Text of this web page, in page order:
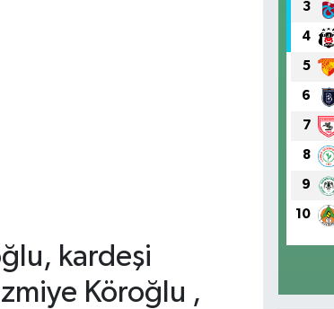
kardeşi
Köroğlu ,
3
4
5
6
7
8
9
10